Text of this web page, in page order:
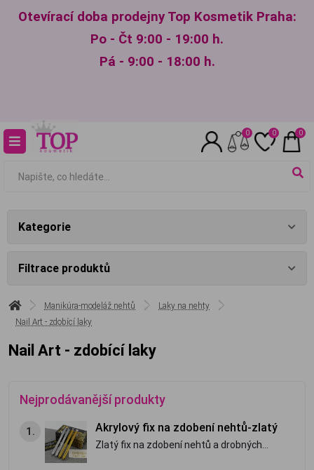
Otevírací doba prodejny Top Kosmetik Praha:
Po - Čt 9:00 - 19:00 h.
Pá - 9:00 - 18:00 h.
0 0 0
Kategorie
Filtrace produktů
Manikúra-modeláž nehtů
Laky na nehty
Nail Art - zdobící laky
Nail Art - zdobící laky
Nejprodávanější produkty
1. Akrylový fix na zdobení nehtů-zlatý
Zlatý fix na zdobení nehtů a drobných